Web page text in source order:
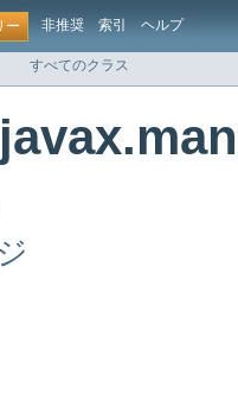
ー 非推奨 索引 ヘルプ
すべてのクラス